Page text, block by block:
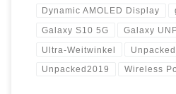
Dynamic AMOLED Display
Galaxy S10 5G Galaxy
Ultra-Weitwinkel
Unpacked2019 Wireless